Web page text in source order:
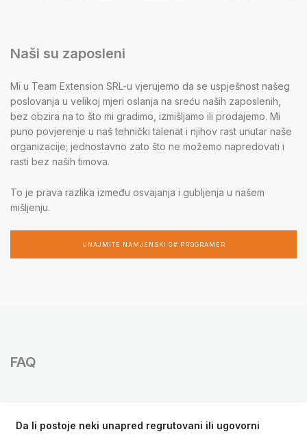
Naši su zaposleni
Mi u Team Extension SRL-u vjerujemo da se uspješnost našeg
poslovanja u velikoj mjeri oslanja na sreću naših zaposlenih,
bez obzira na to što mi gradimo, izmišljamo ili prodajemo. Mi
puno povjerenje u naš tehnički talenat i njihov rast unutar naše
organizacije; jednostavno zato što ne možemo napredovati i
rasti bez naših timova.
To je prava razlika između osvajanja i gubljenja u našem
mišljenju.
UNAJMITE NAMJENSKI C# PROGRAMER
FAQ
Da li postoje neki unapred regrutovani ili ugovorni